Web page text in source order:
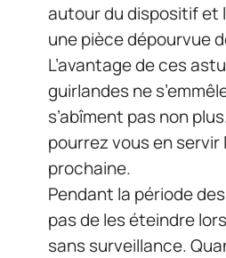
autour du dispositif et
une pièce dépourvue
L’avantage de ces
guirlandes ne
s’abîment pas non
pourrez vous en servir
prochaine.
Pendant la période des
pas de les éteindre
sans surveillance.